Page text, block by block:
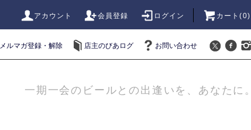
アカウント 会員登録 ログイン カート(0)
メルマガ登録・解除 店主のびあログ お問い合わせ
一期一会のビールとの出逢いを、あなたに。